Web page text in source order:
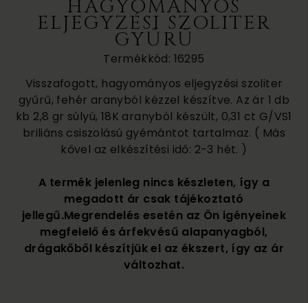
HAGYOMÁNYOS
ELJEGYZÉSI SZOLITER
GYŰRŰ
Termékkód: 16295
Visszafogott, hagyományos eljegyzési szoliter
gyűrű, fehér aranyból kézzel készítve. Az ár 1 db
kb 2,8 gr súlyú, 18K aranyból készült, 0,31 ct G/VS1
briliáns csiszolású gyémántot tartalmaz. ( Más
kővel az elkészítési idő: 2-3 hét. )
A termék jelenleg nincs készleten, így a
megadott ár csak tájékoztató
jellegű.Megrendelés esetén az Ön igényeinek
megfelelő és árfekvésű alapanyagból,
drágakőből készítjük el az ékszert, így az ár
változhat.